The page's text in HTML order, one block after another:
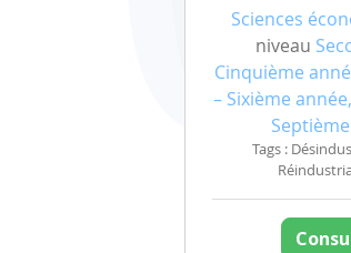
Sciences
niveau
Cinquième
– Sixième
Tags :